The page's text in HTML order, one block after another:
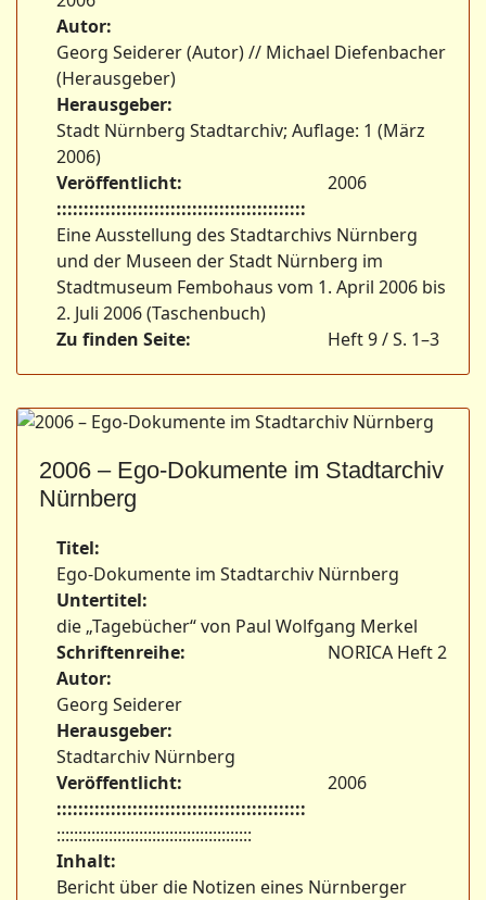
Autor:
Georg Seiderer (Autor) // Michael Diefenbacher
(Herausgeber)
Herausgeber:
Stadt Nürnberg Stadtarchiv; Auflage: 1 (März
2006)
Veröffentlicht:
2006
::::::::::::::::::::::::::::::::::::::::::::::
Eine Ausstellung des Stadtarchivs Nürnberg
und der Museen der Stadt Nürnberg im
Stadtmuseum Fembohaus vom 1. April 2006 bis
2. Juli 2006 (Taschenbuch)
Zu finden Seite:
Heft 9 / S. 1–3
2006 – Ego-Dokumente im Stadtarchiv
Nürnberg
Titel:
Ego-Dokumente im Stadtarchiv Nürnberg
Untertitel:
die „Tagebücher“ von Paul Wolfgang Merkel
Schriftenreihe:
NORICA Heft 2
Autor:
Georg Seiderer
Herausgeber:
Stadtarchiv Nürnberg
Veröffentlicht:
2006
::::::::::::::::::::::::::::::::::::::::::::::
:::::::::::::::::::::::::::::::::::::::::::::
Inhalt:
Bericht über die Notizen eines Nürnberger